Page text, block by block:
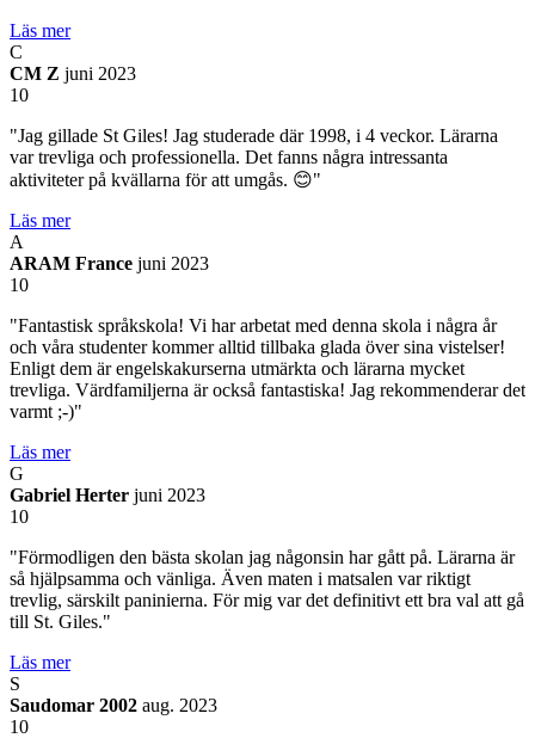
Läs mer
C
CM Z juni 2023
10
"Jag gillade St Giles! Jag studerade där 1998, i 4 veckor. Lärarna
var trevliga och professionella. Det fanns några intressanta
aktiviteter på kvällarna för att umgås. 😊"
Läs mer
A
ARAM France juni 2023
10
"Fantastisk språkskola! Vi har arbetat med denna skola i några år
och våra studenter kommer alltid tillbaka glada över sina vistelser!
Enligt dem är engelskakurserna utmärkta och lärarna mycket
trevliga. Värdfamiljerna är också fantastiska! Jag rekommenderar det
varmt ;-)"
Läs mer
G
Gabriel Herter juni 2023
10
"Förmodligen den bästa skolan jag någonsin har gått på. Lärarna är
så hjälpsamma och vänliga. Även maten i matsalen var riktigt
trevlig, särskilt paninierna. För mig var det definitivt ett bra val att gå
till St. Giles."
Läs mer
S
Saudomar 2002 aug. 2023
10